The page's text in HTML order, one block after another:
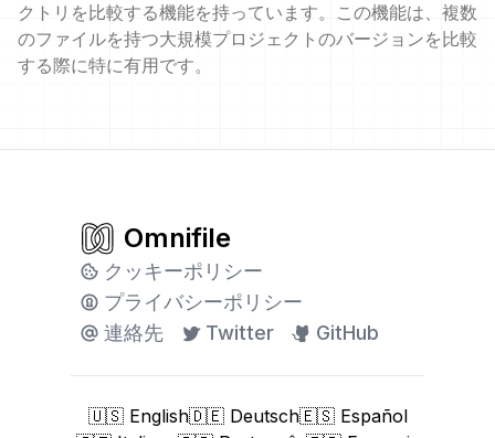
クトリを比較する機能を持っています。この機能は、複数
のファイルを持つ大規模プロジェクトのバージョンを比較
する際に特に有用です。
Omnifile
クッキーポリシー
プライバシーポリシー
連絡先
Twitter GitHub
🇺🇸 English🇩🇪 Deutsch🇪🇸 Español